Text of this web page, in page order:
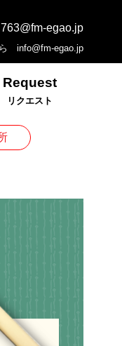
egao.jp
info@fm-egao.jp
Request
リクエスト